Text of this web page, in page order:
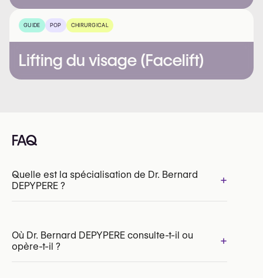
GUIDE POP CHIRURGICAL
Lifting du visage (Facelift)
FAQ
Quelle est la spécialisation de Dr. Bernard
DEPYPERE ?
+
INAMI/RIZIV:
Où Dr. Bernard DEPYPERE consulte-t-il ou
opère-t-il ?
+